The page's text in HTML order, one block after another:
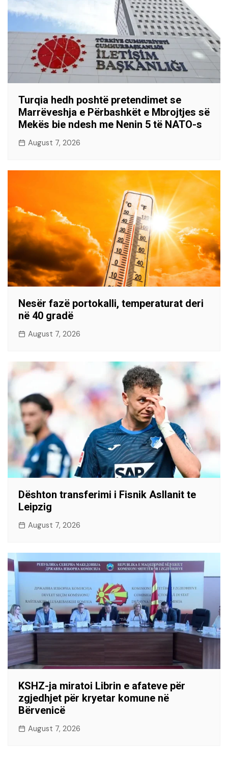
Turqia hedh poshtë pretendimet se
Marrëveshja e Përbashkët e Mbrojtjes së
Mekës bie ndesh me Nenin 5 të NATO-s
August 7, 2026
Nesër fazë portokalli, temperaturat deri
në 40 gradë
August 7, 2026
Dështon transferimi i Fisnik Asllanit te
Leipzig
August 7, 2026
KSHZ-ja miratoi Librin e afateve për
zgjedhjet për kryetar komune në
Bërvenicë
August 7, 2026